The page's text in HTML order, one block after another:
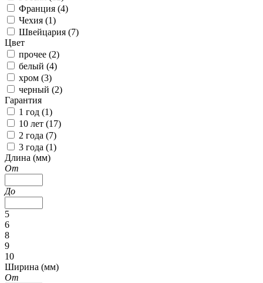
Франция (4)
Чехия (1)
Швейцария (7)
Цвет
прочее (2)
белый (4)
хром (3)
черный (2)
Гарантия
1 год (1)
10 лет (17)
2 года (7)
3 года (1)
Длина (мм)
От
До
5
6
8
9
10
Ширина (мм)
От